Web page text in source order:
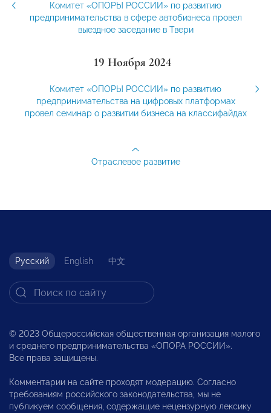
Комитет «ОПОРЫ РОССИИ» по развитию
предпринимательства в сфере автобизнеса провел
выездное заседание в Твери
19 Ноября 2024
Комитет «ОПОРЫ РОССИИ» по развитию
предпринимательства на цифровых платформах
провел семинар о развитии бизнеса на классифайдах
Отраслевое развитие
Русский English 中文
© 2023 Общероссийская общественная организация малого
и среднего предпринимательства «ОПОРА РОССИИ».
Все права защищены.
Комментарии на сайте проходят модерацию. Согласно
требованиям российского законодательства, мы не
публикуем сообщения, содержащие нецензурную лексику